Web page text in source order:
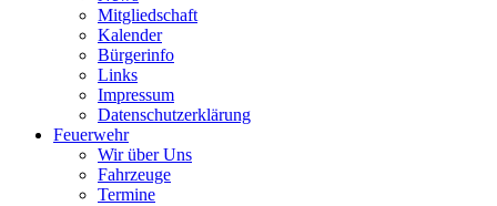
Mitgliedschaft
Kalender
Bürgerinfo
Links
Impressum
Datenschutzerklärung
Feuerwehr
Wir über Uns
Fahrzeuge
Termine